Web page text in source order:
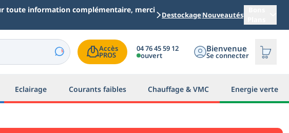
toute information complémentaire, merci
DestockageNouveautés
Accès
PROS
04 76 45 59 12
ouvert
Bienvenue
Se connecter
Eclairage Courants faibles Chauffage & VMC Energie verte